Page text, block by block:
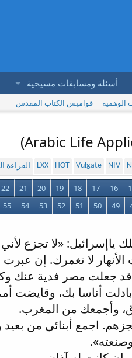
أسئلة ومسابقات مسيحية
الوهمية
قواميس الكتاب المقدس
NIV
Vulgate
HOT
LXX القراءة
16
17
18
19
20
21
22
49
50
51
52
53
54
55
ياإسرائيل: «لا تجزع
لا تغمرك. إن عبرت
قد جعلت مصر فدية عنك
أناسا بك، وقايضت
وأجمعك من المغرب.
اجمع أبنائي من